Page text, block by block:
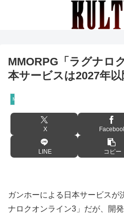
MMORPG「ラグナロ
本サービスは2027年
MMORPG
X
LINE コピー
ガンホーによる日本サービスが
ナロクオンライン3」だが、開